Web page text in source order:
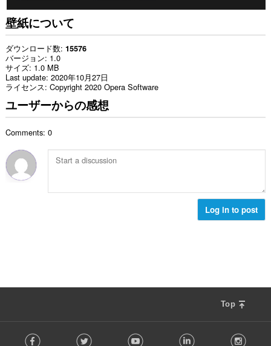
壁紙について
ダウンロード数 15576
バージョン 1.0
サイズ 1.0 MB
Last update 2020年10月27日
ライセンス Copyright 2020 Opera Software
ユーザーからの感想
Comments: 0
Log in to post
Top
o Facebook Twitter Youtube LinkedIn